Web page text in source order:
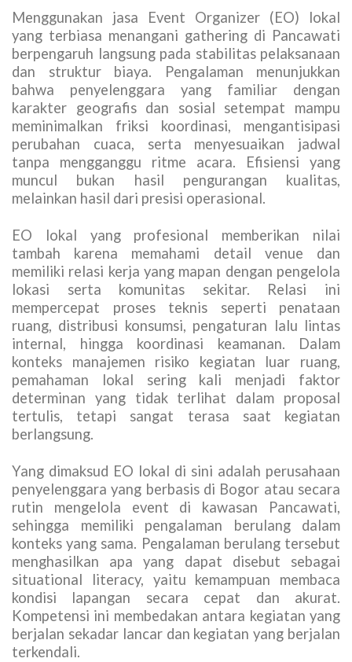
Menggunakan jasa Event Organizer (EO) lokal
yang terbiasa menangani gathering di Pancawati
berpengaruh langsung pada stabilitas pelaksanaan
dan struktur biaya. Pengalaman menunjukkan
bahwa penyelenggara yang familiar dengan
karakter geografis dan sosial setempat mampu
meminimalkan friksi koordinasi, mengantisipasi
perubahan cuaca, serta menyesuaikan jadwal
tanpa mengganggu ritme acara. Efisiensi yang
muncul bukan hasil pengurangan kualitas,
melainkan hasil dari presisi operasional.
EO lokal yang profesional memberikan nilai
tambah karena memahami detail venue dan
memiliki relasi kerja yang mapan dengan pengelola
lokasi serta komunitas sekitar. Relasi ini
mempercepat proses teknis seperti penataan
ruang, distribusi konsumsi, pengaturan lalu lintas
internal, hingga koordinasi keamanan. Dalam
konteks manajemen risiko kegiatan luar ruang,
pemahaman lokal sering kali menjadi faktor
determinan yang tidak terlihat dalam proposal
tertulis, tetapi sangat terasa saat kegiatan
berlangsung.
Yang dimaksud EO lokal di sini adalah perusahaan
penyelenggara yang berbasis di Bogor atau secara
rutin mengelola event di kawasan Pancawati,
sehingga memiliki pengalaman berulang dalam
konteks yang sama. Pengalaman berulang tersebut
menghasilkan apa yang dapat disebut sebagai
situational literacy, yaitu kemampuan membaca
kondisi lapangan secara cepat dan akurat.
Kompetensi ini membedakan antara kegiatan yang
berjalan sekadar lancar dan kegiatan yang berjalan
terkendali.